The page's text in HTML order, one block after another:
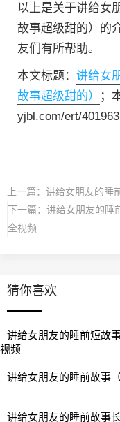
以上是关于讲给女
故事超级甜的）的
友们有所帮助。
本文标题： 讲给女
故事超级甜的）
；
yjbl.com/ert/
上一篇： 讲给女朋友的睡
下一篇： 讲给女朋友的睡
全视频
猜你喜欢
讲给女朋友的睡前短故
视频
讲给女朋友的睡前故事
讲给女朋友的睡前故事